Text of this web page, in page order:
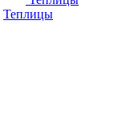
Теплицы